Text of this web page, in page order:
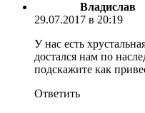
Владислав
29.07.2017 в 20:19
У нас есть
достался нам по
подскажите как
Ответить